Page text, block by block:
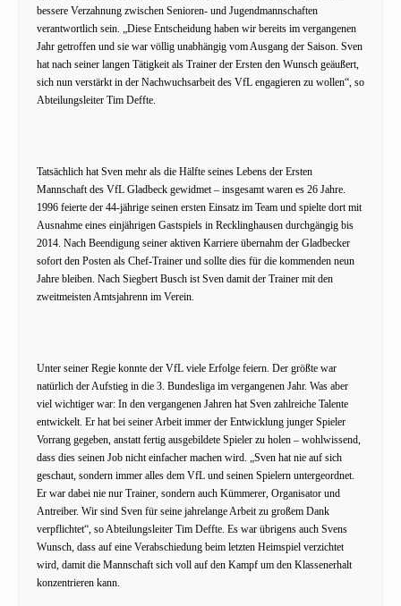
bessere Verzahnung zwischen Senioren- und Jugendmannschaften
verantwortlich sein. „Diese Entscheidung haben wir bereits im vergangenen
Jahr getroffen und sie war völlig unabhängig vom Ausgang der Saison. Sven
hat nach seiner langen Tätigkeit als Trainer der Ersten den Wunsch geäußert,
sich nun verstärkt in der Nachwuchsarbeit des VfL engagieren zu wollen“, so
Abteilungsleiter Tim Deffte.
Tatsächlich hat Sven mehr als die Hälfte seines Lebens der Ersten
Mannschaft des VfL Gladbeck gewidmet – insgesamt waren es 26 Jahre.
1996 feierte der 44-jährige seinen ersten Einsatz im Team und spielte dort mit
Ausnahme eines einjährigen Gastspiels in Recklinghausen durchgängig bis
2014. Nach Beendigung seiner aktiven Karriere übernahm der Gladbecker
sofort den Posten als Chef-Trainer und sollte dies für die kommenden neun
Jahre bleiben. Nach Siegbert Busch ist Sven damit der Trainer mit den
zweitmeisten Amtsjahrenn im Verein.
Unter seiner Regie konnte der VfL viele Erfolge feiern. Der größte war
natürlich der Aufstieg in die 3. Bundesliga im vergangenen Jahr. Was aber
viel wichtiger war: In den vergangenen Jahren hat Sven zahlreiche Talente
entwickelt. Er hat bei seiner Arbeit immer der Entwicklung junger Spieler
Vorrang gegeben, anstatt fertig ausgebildete Spieler zu holen – wohlwissend,
dass dies seinen Job nicht einfacher machen wird. „Sven hat nie auf sich
geschaut, sondern immer alles dem VfL und seinen Spielern untergeordnet.
Er war dabei nie nur Trainer, sondern auch Kümmerer, Organisator und
Antreiber. Wir sind Sven für seine jahrelange Arbeit zu großem Dank
verpflichtet“, so Abteilungsleiter Tim Deffte. Es war übrigens auch Svens
Wunsch, dass auf eine Verabschiedung beim letzten Heimspiel verzichtet
wird, damit die Mannschaft sich voll auf den Kampf um den Klassenerhalt
konzentrieren kann.